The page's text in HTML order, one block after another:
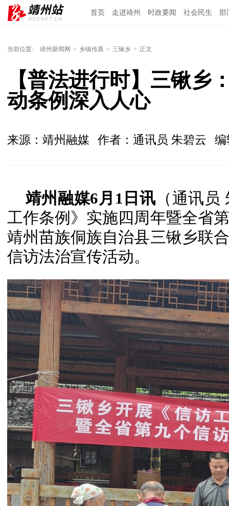
首页 走进靖州 时政要闻 社会民生 部
当前位置: 靖州新闻网 > 乡镇传真 > 三锹乡 > 正文
【普法进行时】三锹乡
动条例深入人心
来源：靖州融媒 作者：通讯员 朱碧云
靖州融媒6月1日讯 （通讯
工作条例》实施四周年暨全省
靖州苗族侗族自治县三锹乡联
信访法治宣传活动。